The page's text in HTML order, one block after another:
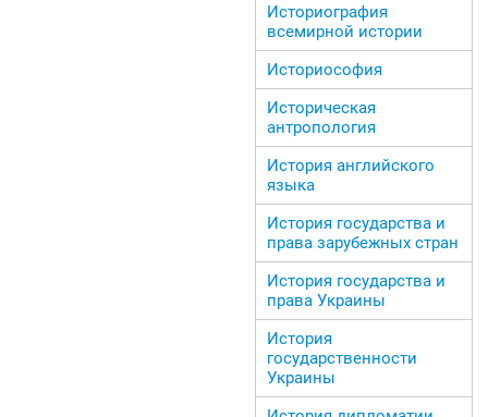
Историография
всемирной истории
Историософия
Историческая
антропология
История английского
языка
История государства и
права зарубежных стран
История государства и
права Украины
История
государственности
Украины